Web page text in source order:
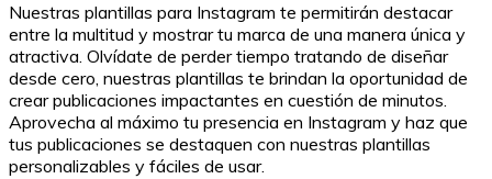
Nuestras plantillas para Instagram te permitirán destacar
entre la multitud y mostrar tu marca de una manera única y
atractiva. Olvídate de perder tiempo tratando de diseñar
desde cero, nuestras plantillas te brindan la oportunidad de
crear publicaciones impactantes en cuestión de minutos.
Aprovecha al máximo tu presencia en Instagram y haz que
tus publicaciones se destaquen con nuestras plantillas
personalizables y fáciles de usar.